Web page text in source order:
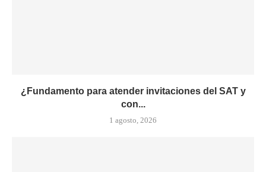
¿Fundamento para atender invitaciones del SAT y
con...
1 agosto, 2026